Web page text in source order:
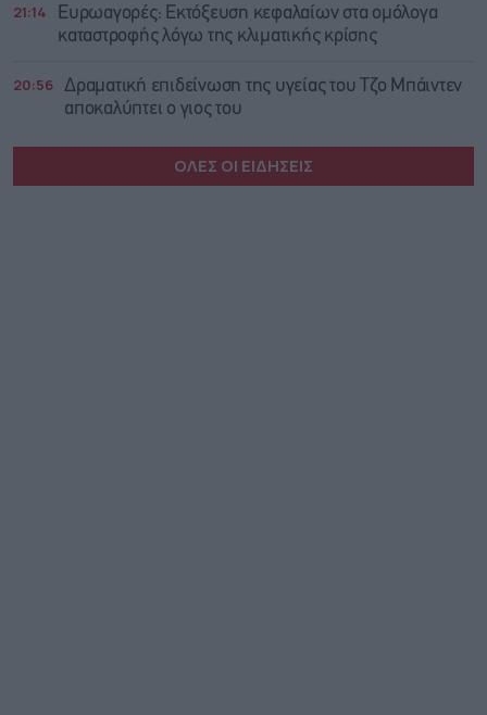
21:14
Ευρωαγορές: Εκτόξευση κεφαλαίων στα ομόλογα
καταστροφής λόγω της κλιματικής κρίσης
20:56 Δραματική επιδείνωση της υγείας του Τζο Μπάιντεν
αποκαλύπτει ο γιος του
ΟΛΕΣ ΟΙ ΕΙΔΗΣΕΙΣ